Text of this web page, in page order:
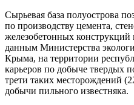
Сырьевая база полуострова
по производству цемента,
железобетонных
данным Министерства
Крыма, на территории
карьеров по добыче твердых
трети таких месторождений
добычи пильного известняка.